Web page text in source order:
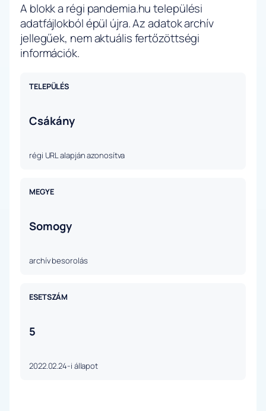
A blokk a régi pandemia.hu települési
adatfájlokból épül újra. Az adatok archív
jellegűek, nem aktuális fertőzöttségi
információk.
TELEPÜLÉS
Csákány
régi URL alapján azonosítva
MEGYE
Somogy
archív besorolás
ESETSZÁM
5
2022.02.24-i állapot